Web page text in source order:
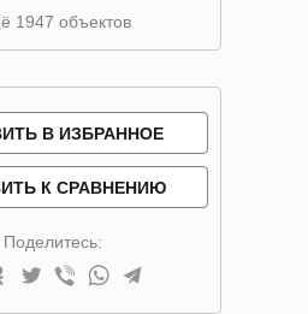
1947 объектов
В ИЗБРАННОЕ
К СРАВНЕНИЮ
Поделитесь: